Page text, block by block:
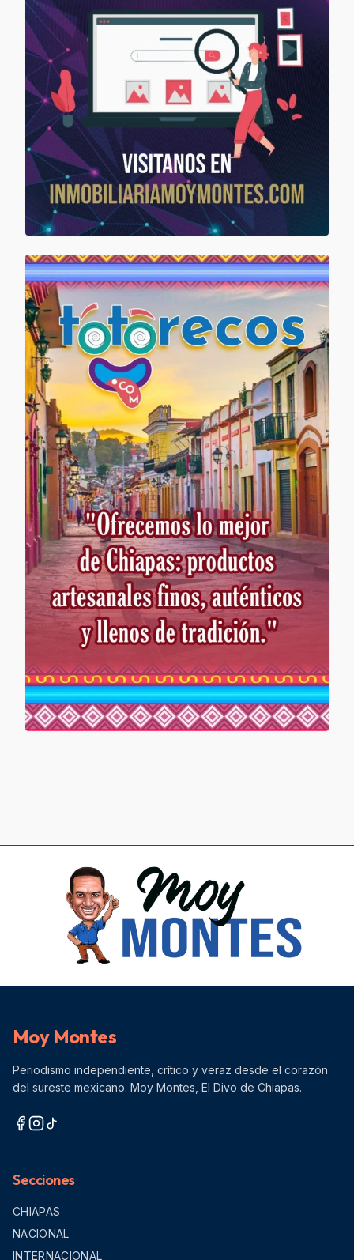
Moy Montes
Periodismo independiente, crítico y veraz desde el corazón
del sureste mexicano. Moy Montes, El Divo de Chiapas.
Secciones
CHIAPAS
NACIONAL
INTERNACIONAL